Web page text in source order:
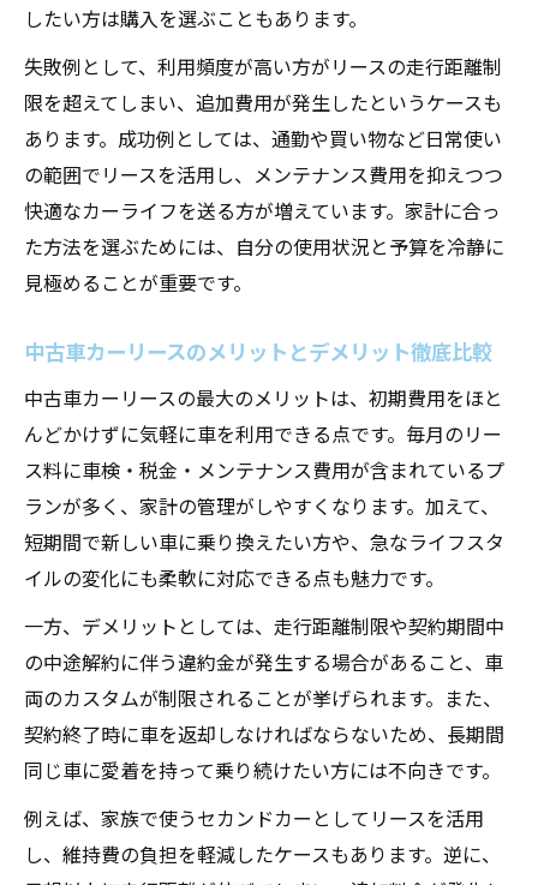
したい方は購入を選ぶこともあります。
失敗例として、利用頻度が高い方がリースの走行距離制
限を超えてしまい、追加費用が発生したというケースも
あります。成功例としては、通勤や買い物など日常使い
の範囲でリースを活用し、メンテナンス費用を抑えつつ
快適なカーライフを送る方が増えています。家計に合っ
た方法を選ぶためには、自分の使用状況と予算を冷静に
見極めることが重要です。
中古車カーリースのメリットとデメリット徹底比較
中古車カーリースの最大のメリットは、初期費用をほと
んどかけずに気軽に車を利用できる点です。毎月のリー
ス料に車検・税金・メンテナンス費用が含まれているプ
ランが多く、家計の管理がしやすくなります。加えて、
短期間で新しい車に乗り換えたい方や、急なライフスタ
イルの変化にも柔軟に対応できる点も魅力です。
一方、デメリットとしては、走行距離制限や契約期間中
の中途解約に伴う違約金が発生する場合があること、車
両のカスタムが制限されることが挙げられます。また、
契約終了時に車を返却しなければならないため、長期間
同じ車に愛着を持って乗り続けたい方には不向きです。
例えば、家族で使うセカンドカーとしてリースを活用
し、維持費の負担を軽減したケースもあります。逆に、